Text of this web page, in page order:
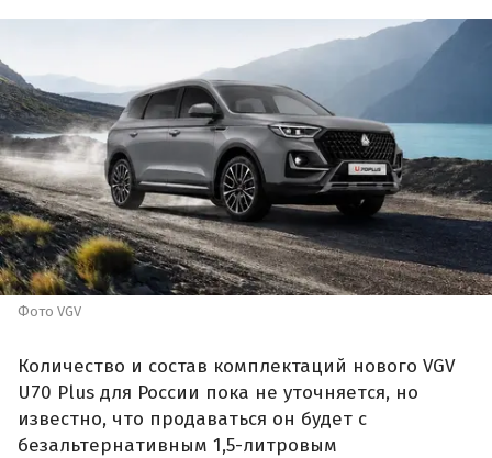
Фото VGV
Количество и состав комплектаций нового VGV
U70 Plus для России пока не уточняется, но
известно, что продаваться он будет с
безальтернативным 1,5-литровым